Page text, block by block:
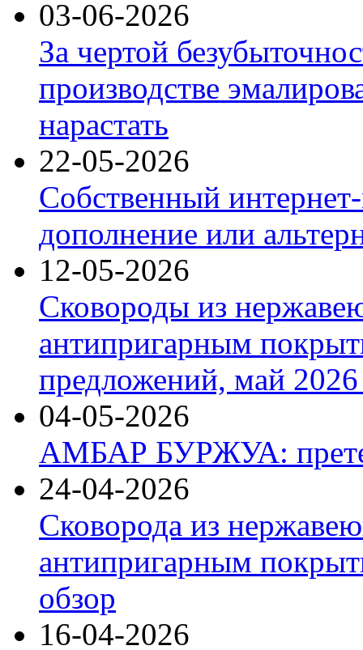
03-06-2026
За чертой
производстве
нарастать
22-05-2026
Собственный
дополнение или
12-05-2026
Сковороды из
антипригарным
предложений, май 2026
04-05-2026
АМБАР БУРЖУА:
24-04-2026
Сковорода из
антипригарным
обзор
16-04-2026